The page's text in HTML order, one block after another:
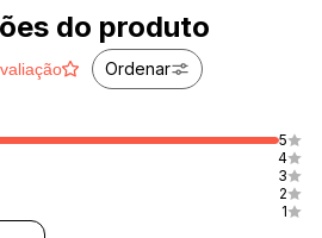
do produto
Ordenar
5
4
3
2
1